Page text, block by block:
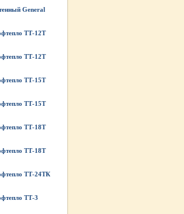
General
ТТ-12Т
ТТ-12Т
ТТ-15Т
ТТ-15Т
ТТ-18Т
ТТ-18Т
ТТ-24ТК
ТТ-3